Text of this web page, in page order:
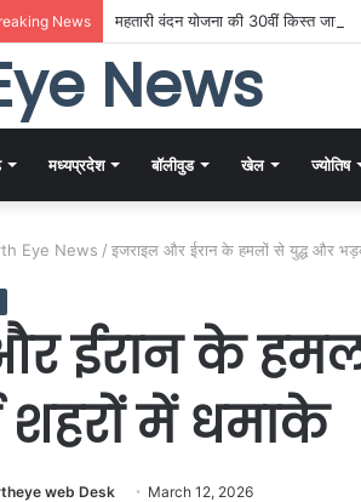
News महतारी वंदन योजना की 30वीं किस्त जारी,
News
मध्यप्रदेश बॉलीवुड खेल ज्योतिष
Eye News / इजराइल और ईरान के हमलों से युद्ध और
ईरान के
में धमाके
web Desk March 12, 2026